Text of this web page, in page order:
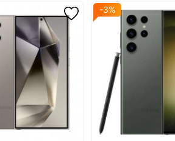
không gian giải trí sống động
Samsung này sở hữu màn hình ấn
có góc nhìn bao quát và đọc báo hay
-3%